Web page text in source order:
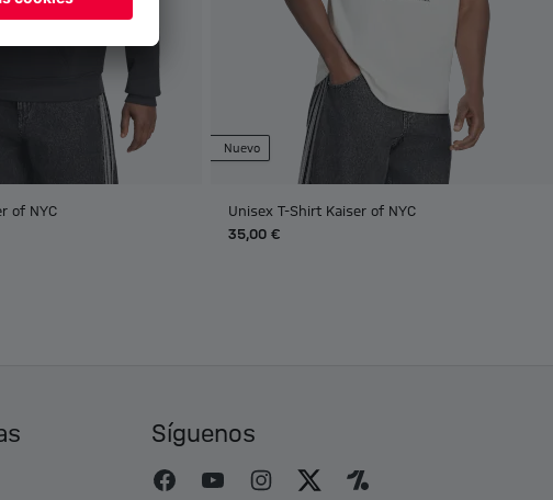
of NYC
Nuevo
Unisex T-Shirt Kaiser of NYC
35,00 €
Síguenos